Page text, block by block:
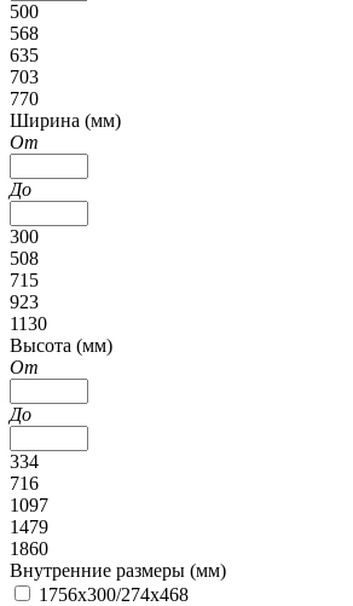
500
568
635
703
770
Ширина (мм)
От
До
300
508
715
923
1130
Высота (мм)
От
До
334
716
1097
1479
1860
Внутренние размеры (мм)
1756x300/274x468